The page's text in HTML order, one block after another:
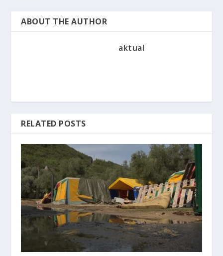
ABOUT THE AUTHOR
aktual
RELATED POSTS